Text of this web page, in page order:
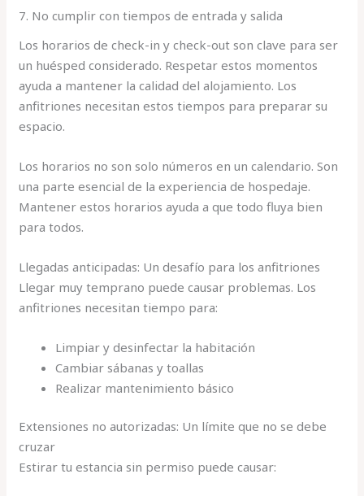
7. No cumplir con tiempos de entrada y salida
Los horarios de check-in y check-out son clave para ser
un huésped considerado. Respetar estos momentos
ayuda a mantener la calidad del alojamiento. Los
anfitriones necesitan estos tiempos para preparar su
espacio.
Los horarios no son solo números en un calendario. Son
una parte esencial de la experiencia de hospedaje.
Mantener estos horarios ayuda a que todo fluya bien
para todos.
Llegadas anticipadas: Un desafío para los anfitriones
Llegar muy temprano puede causar problemas. Los
anfitriones necesitan tiempo para:
Limpiar y desinfectar la habitación
Cambiar sábanas y toallas
Realizar mantenimiento básico
Extensiones no autorizadas: Un límite que no se debe
cruzar
Estirar tu estancia sin permiso puede causar: